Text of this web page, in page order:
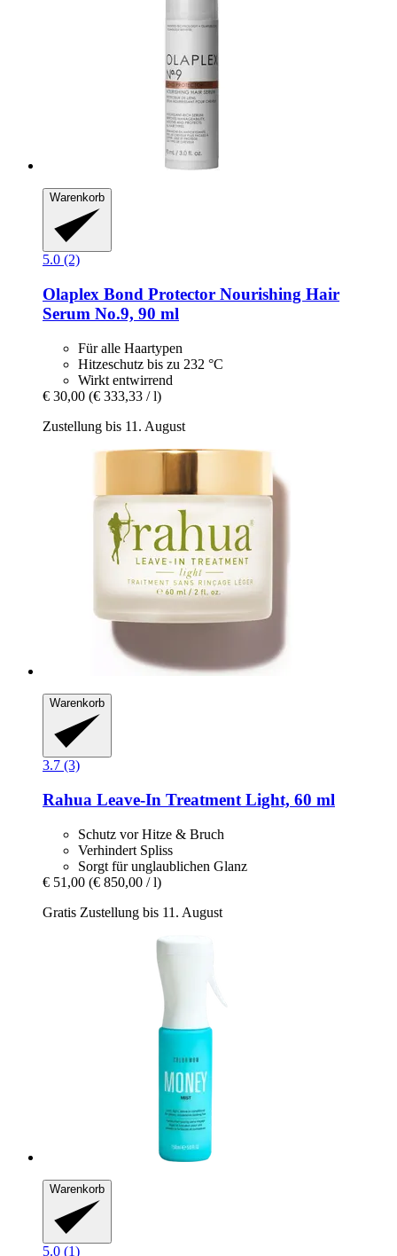
Warenkorb
5.0 (2)
Olaplex Bond Protector Nourishing Hair
Serum No.9, 90 ml
Für alle Haartypen
Hitzeschutz bis zu 232 °C
Wirkt entwirrend
€ 30,00 (€ 333,33 / l)
Zustellung bis 11. August
Warenkorb
3.7 (3)
Rahua Leave-​In Treatment Light, 60 ml
Schutz vor Hitze & Bruch
Verhindert Spliss
Sorgt für unglaublichen Glanz
€ 51,00 (€ 850,00 / l)
Gratis Zustellung bis 11. August
Warenkorb
5.0 (1)